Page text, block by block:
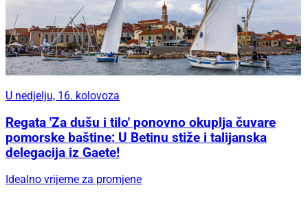
U nedjelju, 16. kolovoza
Regata 'Za dušu i tilo' ponovno okuplja čuvare
pomorske baštine: U Betinu stiže i talijanska
delegacija iz Gaete!
Idealno vrijeme za promjene